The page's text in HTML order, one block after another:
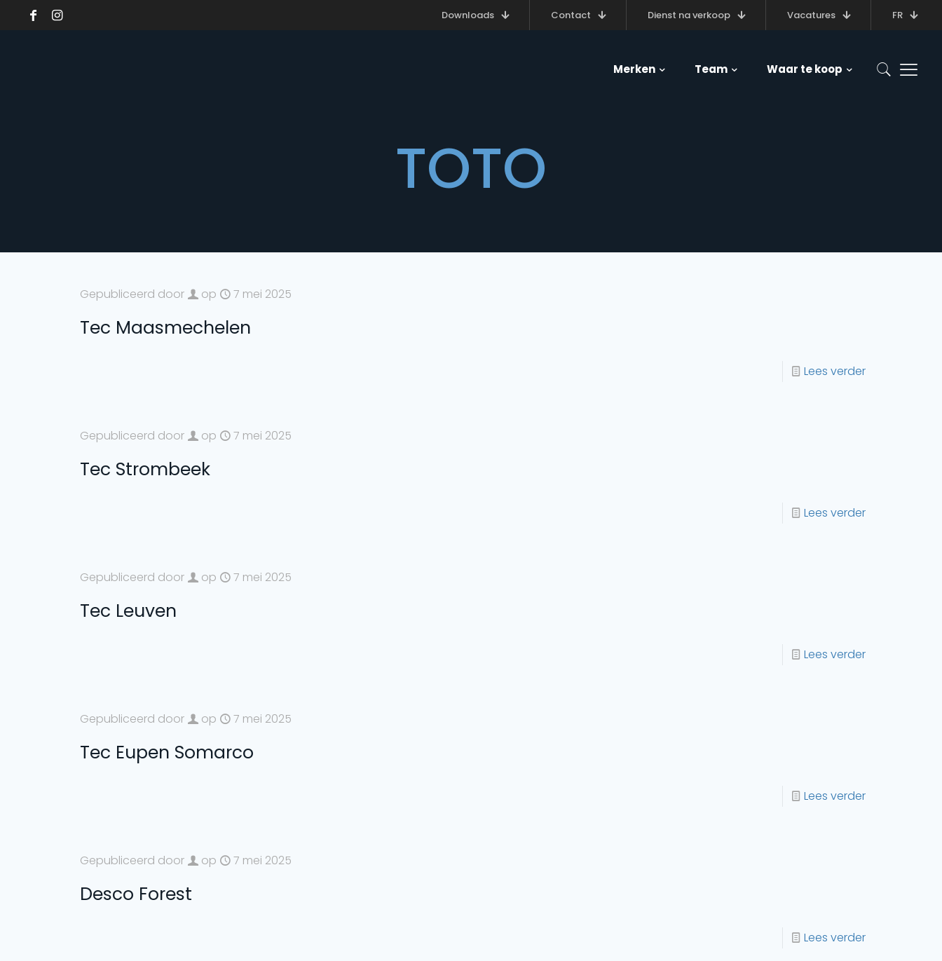
Downloads Contact Dienst na verkoop Vacatures FR
Merken Team Waar te koop
TOTO
Gepubliceerd door op 7 mei 2025
Tec Maasmechelen
Lees verder
Gepubliceerd door op 7 mei 2025
Tec Strombeek
Lees verder
Gepubliceerd door op 7 mei 2025
Tec Leuven
Lees verder
Gepubliceerd door op 7 mei 2025
Tec Eupen Somarco
Lees verder
Gepubliceerd door op 7 mei 2025
Desco Forest
Lees verder